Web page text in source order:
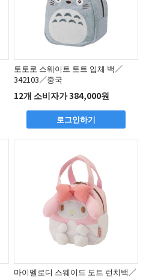
토토로 스웨이트 토트 입체 백／
342103／중국
12개 소비자가 384,000원
로그인하기
마이멜로디 스웨이드 도트 런치백／